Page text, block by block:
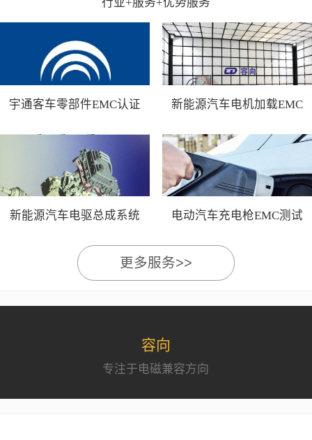
宇通客车零部件EMC认证
新能源汽车电机加载EMC
新能源汽车电驱总成系统
电动汽车充电枪EMC测试
更多服务>>
容向
专注于电磁兼容方向